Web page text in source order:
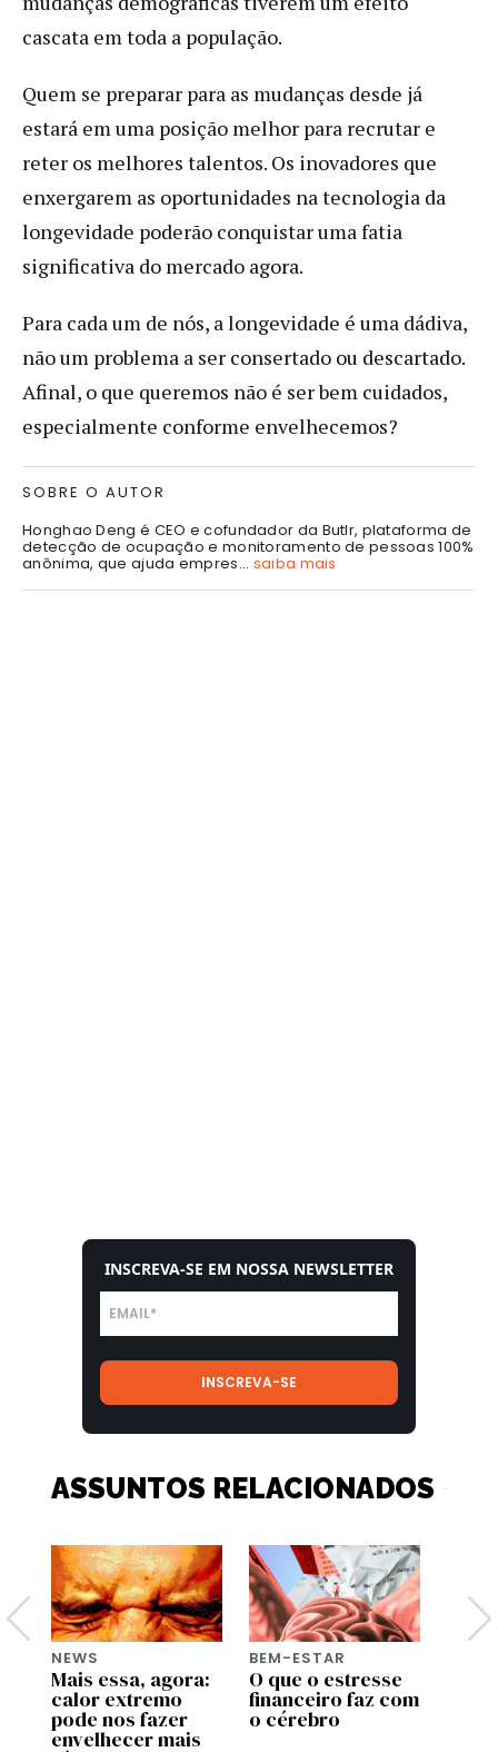
cascata em toda a população.
Quem se preparar para as mudanças desde já
estará em uma posição melhor para recrutar e
reter os melhores talentos. Os inovadores que
enxergarem as oportunidades na tecnologia da
longevidade poderão conquistar uma fatia
significativa do mercado agora.
Para cada um de nós, a longevidade é uma dádiva,
não um problema a ser consertado ou descartado.
Afinal, o que queremos não é ser bem cuidados,
especialmente conforme envelhecemos?
SOBRE O AUTOR
Honghao Deng é CEO e cofundador da Butlr, plataforma de
detecção de ocupação e monitoramento de pessoas 100%
anônima, que ajuda empres... saiba mais
INSCREVA-SE EM NOSSA NEWSLETTER
ASSUNTOS RELACIONADOS
NEWS
Mais essa, agora:
calor extremo
pode nos fazer
envelhecer mais
BEM-ESTAR
O que o estresse
financeiro faz com
o cérebro